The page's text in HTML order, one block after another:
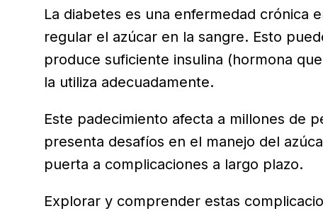
La diabetes es una enfermedad crónica
regular el azúcar en la sangre. Esto
produce suficiente insulina (hormona
la utiliza adecuadamente.
Este padecimiento afecta a millones de
presenta desafíos en el manejo del
puerta a complicaciones a largo plazo.
Explorar y comprender estas